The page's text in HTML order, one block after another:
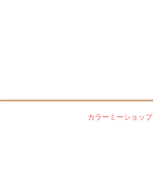
カラーミーショップ